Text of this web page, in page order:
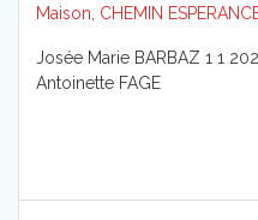
Maison, CHEMIN
Josée Marie BARBAZ 1 1
Antoinette FAGE